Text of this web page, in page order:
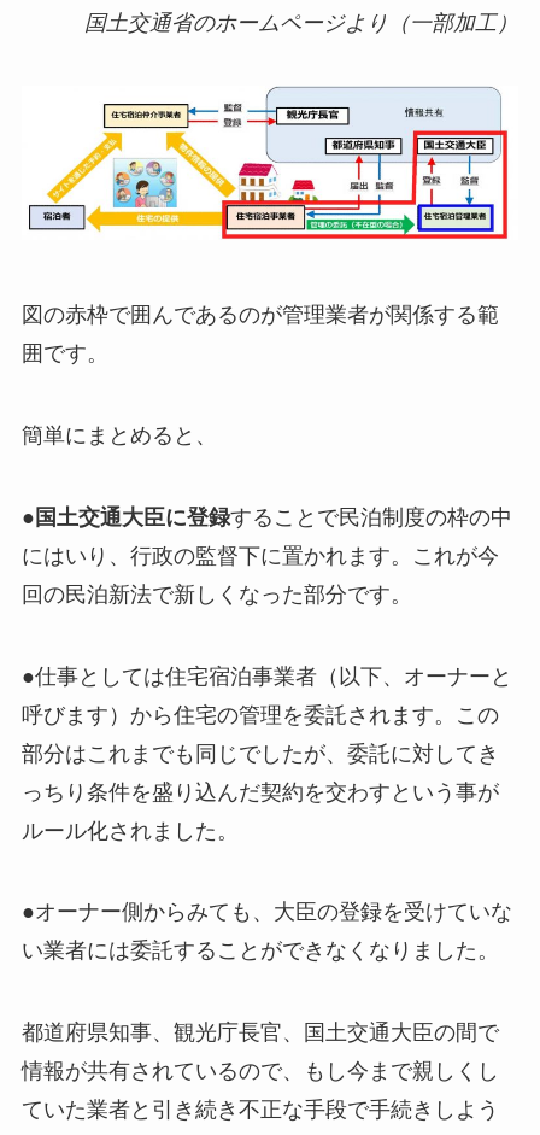
国土交通省のホームページより（一部加工）
図の赤枠で囲んであるのが管理業者が関係する範
囲です。
簡単にまとめると、
● 国土交通大臣に登録することで民泊制度の枠の中
にはいり、行政の監督下に置かれます。これが今
回の民泊新法で新しくなった部分です。
●仕事としては住宅宿泊事業者（以下、オーナーと
呼びます）から住宅の管理を委託されます。この
部分はこれまでも同じでしたが、委託に対してき
っちり条件を盛り込んだ契約を交わすという事が
ルール化されました。
●オーナー側からみても、大臣の登録を受けていな
い業者には委託することができなくなりました。
都道府県知事、観光庁長官、国土交通大臣の間で
情報が共有されているので、もし今まで親しくし
ていた業者と引き続き不正な手段で手続きしよう